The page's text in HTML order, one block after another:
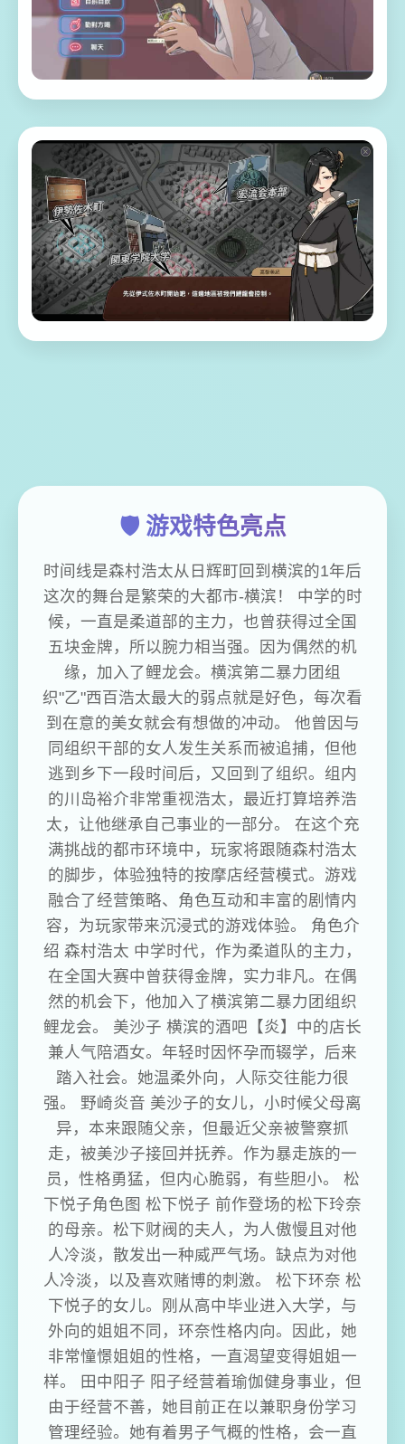
🛡️ 游戏特色亮点
时间线是森村浩太从日辉町回到横滨的1年后
这次的舞台是繁荣的大都市-横滨！ 中学的时
候，一直是柔道部的主力，也曾获得过全国
五块金牌，所以腕力相当强。因为偶然的机
缘，加入了鲤龙会。横滨第二暴力团组
织"乙"西百浩太最大的弱点就是好色，每次看
到在意的美女就会有想做的冲动。 他曾因与
同组织干部的女人发生关系而被追捕，但他
逃到乡下一段时间后，又回到了组织。组内
的川岛裕介非常重视浩太，最近打算培养浩
太，让他继承自己事业的一部分。 在这个充
满挑战的都市环境中，玩家将跟随森村浩太
的脚步，体验独特的按摩店经营模式。游戏
融合了经营策略、角色互动和丰富的剧情内
容，为玩家带来沉浸式的游戏体验。 角色介
绍 森村浩太 中学时代，作为柔道队的主力，
在全国大赛中曾获得金牌，实力非凡。在偶
然的机会下，他加入了横滨第二暴力团组织
鲤龙会。 美沙子 横滨的酒吧【炎】中的店长
兼人气陪酒女。年轻时因怀孕而辍学，后来
踏入社会。她温柔外向，人际交往能力很
强。 野崎炎音 美沙子的女儿，小时候父母离
异，本来跟随父亲，但最近父亲被警察抓
走，被美沙子接回并抚养。作为暴走族的一
员，性格勇猛，但内心脆弱，有些胆小。 松
下悦子角色图 松下悦子 前作登场的松下玲奈
的母亲。松下财阀的夫人，为人傲慢且对他
人冷淡，散发出一种威严气场。缺点为对他
人冷淡，以及喜欢赌博的刺激。 松下环奈 松
下悦子的女儿。刚从高中毕业进入大学，与
外向的姐姐不同，环奈性格内向。因此，她
非常憧憬姐姐的性格，一直渴望变得姐姐一
样。 田中阳子 阳子经营着瑜伽健身事业，但
由于经营不善，她目前正在以兼职身份学习
管理经验。她有着男子气概的性格，会一直